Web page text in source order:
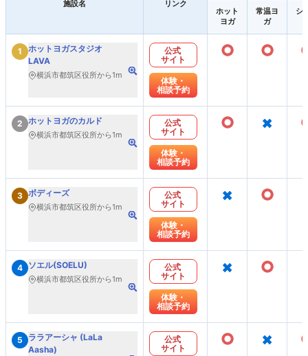
施設名 リンク
ホット
ヨガ
常温ヨ
ガ
シ
1
ホットヨガスタジオ
LAVA
横浜市都筑区役所から1m
公式
サイト
体験・
相談予約
○ ○
2 ホットヨガのカルド
横浜市都筑区役所から1m
公式
サイト
体験・
相談予約
○ ×
3 ボディーズ
横浜市都筑区役所から1m
公式
サイト
体験・
相談予約
× ○
4 ソエル(SOELU)
横浜市都筑区役所から1m
公式
サイト
体験・
相談予約
× ○
5
ララアーシャ (LaLa
Aasha)
公式
サイト
○ ×